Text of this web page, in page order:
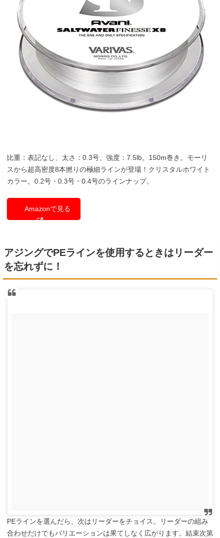
比重：表記なし、太さ：0.3号、強度：7.5lb。150m巻き。モーリ
スから超高密度8本撚りの極細ラインが登場！クリスタルホワイト
カラー。0.2号・0.3号・0.4号のラインナップ。
Amazonで見る
アジングでPEラインを使用するときはリーダー
を忘れずに！
PEラインを選んだら、次はリーダーをチョイス。リーダーの組み
合わせだけでもバリエーションは果てしなく広がります。結束次第